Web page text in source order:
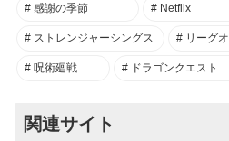
感謝の季節 Netflix
ストレンジャーシングス リーグ
呪術廻戦 ドラゴンクエスト
関連サイト